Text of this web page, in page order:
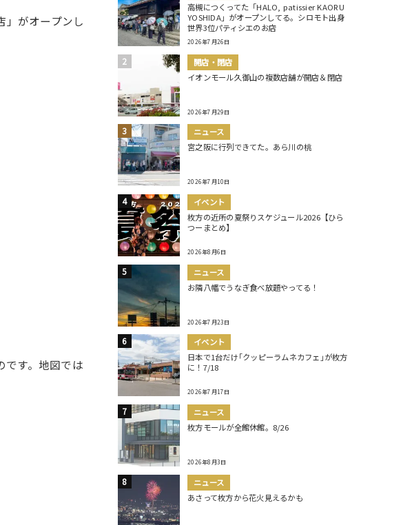
」がオープンし
です。地図では
高槻につくってた「HALO, patissier KAORU
YOSHIDA」がオープンしてる。シロモト出身
世界3位パティシエのお店
2026年7月26日
開店・閉店
イオンモール久御山の複数店舗が開店＆閉店
2026年7月29日
ニュース
宮之阪に行列できてた。あら川の桃
2026年7月10日
イベント
枚方の近所の夏祭りスケジュール2026【ひら
つーまとめ】
2026年8月6日
ニュース
お隣八幡でうなぎ食べ放題やってる！
2026年7月23日
イベント
日本で1台だけ｢クッピーラムネカフェ｣が枚方
に！7/18
2026年7月17日
ニュース
枚方モールが全館休館。8/26
2026年8月3日
ニュース
あさって枚方から花火見えるかも